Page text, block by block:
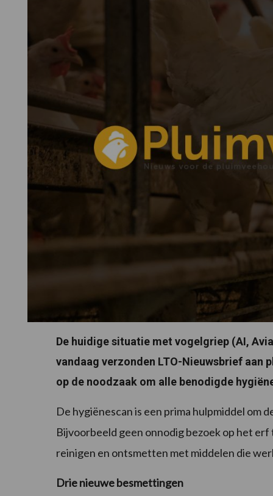
De huidige situatie met vogelgriep (AI,
vandaag verzonden LTO-Nieuwsbrief aan
op de noodzaak om alle benodigde
De hygiënescan is een prima hulpmiddel om
Bijvoorbeeld geen onnodig bezoek op het
reinigen en ontsmetten met middelen die
Drie nieuwe besmettingen